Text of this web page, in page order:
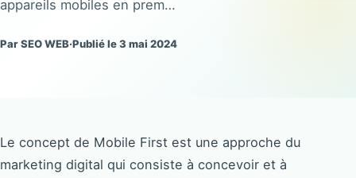
appareils mobiles en prem…
Par SEO WEB·Publié le 3 mai 2024
Le concept de Mobile First est une approche du
marketing digital qui consiste à concevoir et à